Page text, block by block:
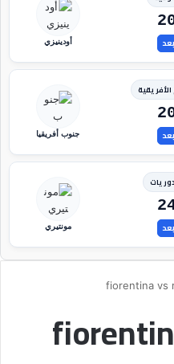
أودينيزي
جنوب أفريقيا
مونتيري
fiorentina vs